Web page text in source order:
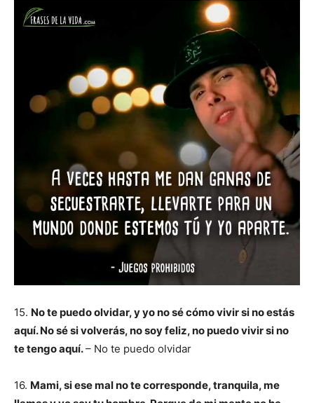
15. No te puedo olvidar, y yo no sé cómo vivir si no estás
aquí. No sé si volverás, no soy feliz, no puedo vivir si no
te tengo aquí.– No te puedo olvidar
16. Mami, si ese mal no te corresponde, tranquila, me